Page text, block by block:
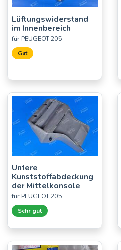
Lüftungswiderstand
im Innenbereich
für PEUGEOT 205
Gut
Untere
Kunststoffabdeckung
der Mittelkonsole
für PEUGEOT 205
Sehr gut